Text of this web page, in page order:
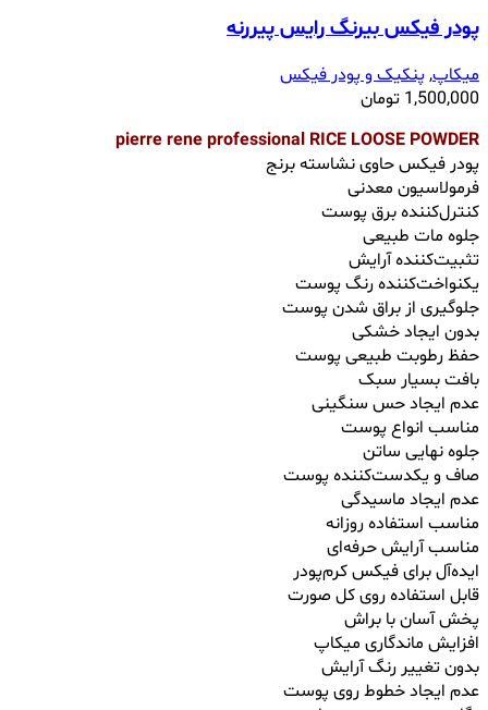
پودر فیکس بیرنگ رایس پیررنه
میکاپ,پنکیک و پودر فیکس
1,500,000 تومان
pierre rene professional RICE LOOSE POWDER
پودر فیکس حاوی نشاسته برنج
فرمولاسیون معدنی
کنترل‌کننده برق پوست
جلوه مات طبیعی
تثبیت‌کننده آرایش
یکنواخت‌کننده رنگ پوست
جلوگیری از براق شدن پوست
بدون ایجاد خشکی
حفظ رطوبت طبیعی پوست
بافت بسیار سبک
عدم ایجاد حس سنگینی
مناسب انواع پوست
جلوه نهایی ساتن
صاف و یکدست‌کننده پوست
عدم ایجاد ماسیدگی
مناسب استفاده روزانه
مناسب آرایش حرفه‌ای
ایده‌آل برای فیکس کرم‌پودر
قابل استفاده روی کل صورت
پخش آسان با براش
افزایش ماندگاری میکاپ
بدون تغییر رنگ آرایش
عدم ایجاد خطوط روی پوست